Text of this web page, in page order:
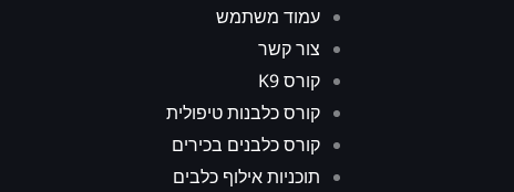
עמוד משתמש
צור קשר
קורס K9
קורס כלבנות טיפולית
קורס כלבנים בכירים
תוכניות אילוף כלבים